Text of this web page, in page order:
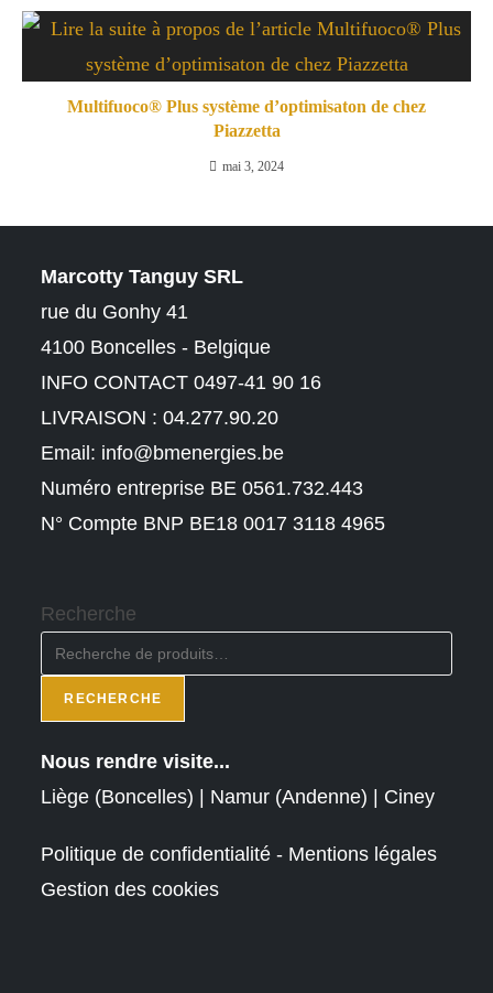
Multifuoco® Plus système d’optimisaton de chez
Piazzetta
mai 3, 2024
Marcotty Tanguy SRL
rue du Gonhy 41
4100 Boncelles - Belgique
INFO CONTACT 0497-41 90 16
LIVRAISON : 04.277.90.20
Email: info@bmenergies.be
Numéro entreprise BE 0561.732.443
N° Compte BNP BE18 0017 3118 4965
Recherche
RECHERCHE
Nous rendre visite...
Liège (Boncelles) | Namur (Andenne) | Ciney
Politique de confidentialité - Mentions légales
Gestion des cookies